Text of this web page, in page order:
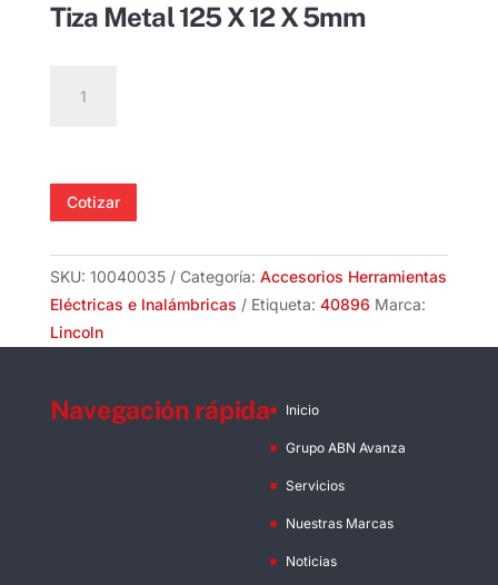
Tiza Metal 125 X 12 X 5mm
Metal
12
X
cantidad
Cotizar
SKU: 10040035 Categoría: Accesorios Herramientas
Eléctricas e Inalámbricas
Etiqueta: 40896 Marca:
Lincoln
Navegación rápida Inicio
Grupo ABN Avanza
Servicios
Nuestras Marcas
Noticias